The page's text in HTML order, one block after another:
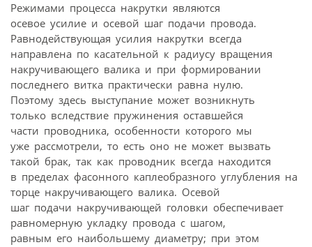
Режимами процесса накрутки являются
осевое усилие и осевой шаг подачи провода.
Равнодействующая усилия накрутки всегда
направлена по касательной к радиусу вращения
накручивающего валика и при формировании
последнего витка практически равна нулю.
Поэтому здесь выступание может возникнуть
только вследствие пружинения оставшейся
части проводника, особенности которого мы
уже рассмотрели, то есть оно не может вызвать
такой брак, так как проводник всегда находится
в пределах фасонного каплеобразного углубления на
торце накручивающего валика. Осевой
шаг подачи накручивающей головки обеспечивает
равномерную укладку провода с шагом,
равным его наибольшему диаметру; при этом